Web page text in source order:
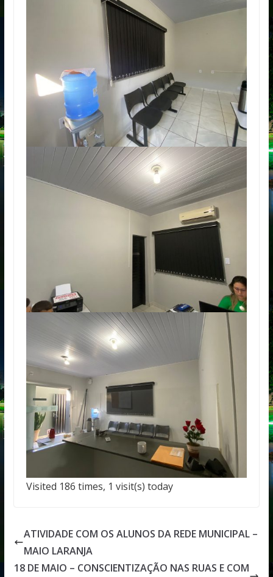
Visited 186 times, 1 visit(s) today
ATIVIDADE COM OS ALUNOS DA REDE MUNICIPAL –
MAIO LARANJA
18 DE MAIO – CONSCIENTIZAÇÃO NAS RUAS E COM